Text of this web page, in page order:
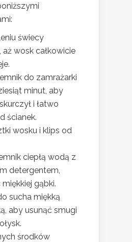
świecy
aż wosk całkowicie
do zamrażarki
minut, aby
i łatwo
ścianek.
wosku i klips od
ciepłą wodą z
detergentem,
gąbki.
sucha miękką
aby usunąć smugi
środków